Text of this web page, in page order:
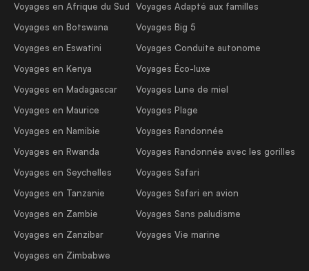
Voyages en Afrique du Sud
Voyages en Botswana
Voyages en Eswatini
Voyages en Kenya
Voyages en Madagascar
Voyages en Maurice
Voyages en Namibie
Voyages en Rwanda
Voyages en Seychelles
Voyages en Tanzanie
Voyages en Zambie
Voyages en Zanzibar
Voyages en Zimbabwe
Voyages Adapté aux familles
Voyages Big 5
Voyages Conduite autonome
Voyages Éco-luxe
Voyages Lune de miel
Voyages Plage
Voyages Randonnée
Voyages Randonnée avec les gorilles
Voyages Safari
Voyages Safari en avion
Voyages Sans paludisme
Voyages Vie marine